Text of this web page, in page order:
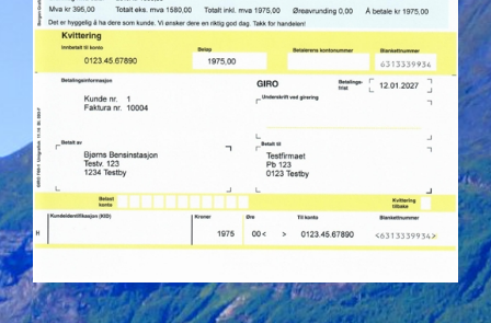
Slide 2 of 5.